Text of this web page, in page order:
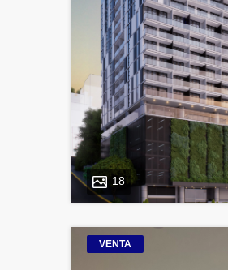
18
VENTA